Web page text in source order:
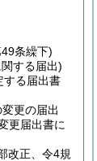
条繰下)
する届出)
する届出書
更の届出
更届出書に
改正、令4規